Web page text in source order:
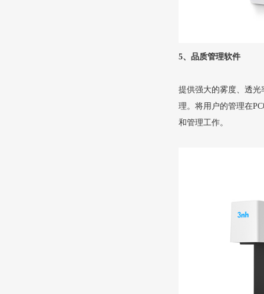
5、品质管理软件
提供强大的雾度、透
理。将用户的管理在
和管理工作。